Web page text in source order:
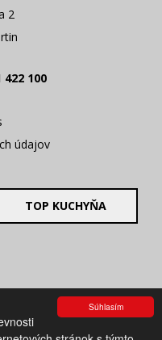
Súhlasím
2
422 100
údajov
TOP KUCHYŇA
Created by CTS Europe